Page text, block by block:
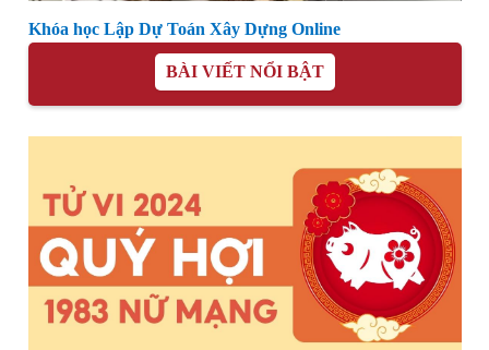
Khóa học Lập Dự Toán Xây Dựng Online
BÀI VIẾT NỔI BẬT